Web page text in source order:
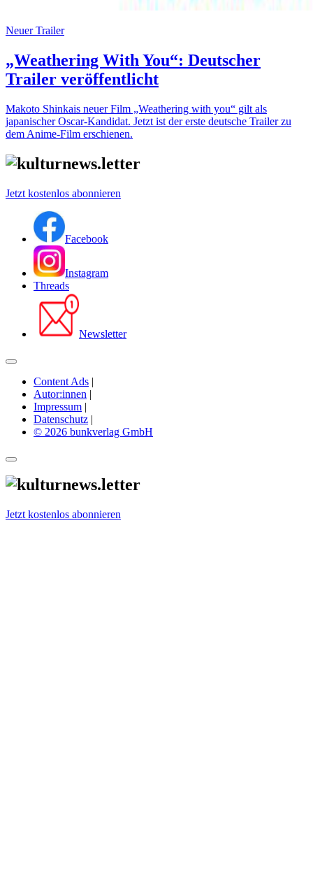
Neuer Trailer
„Weathering With You“: Deutscher
Trailer veröffentlicht
Makoto Shinkais neuer Film „Weathering with you“ gilt als
japanischer Oscar-Kandidat. Jetzt ist der erste deutsche Trailer zu
dem Anime-Film erschienen.
Jetzt kostenlos abonnieren
Facebook
Instagram
Threads
Newsletter
Content Ads |
Autor:innen |
Impressum |
Datenschutz |
© 2026 bunkverlag GmbH
Jetzt kostenlos abonnieren